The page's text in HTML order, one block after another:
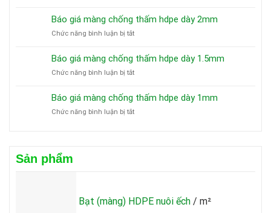
hdpe
5mm
giá
màng
chống
hdpe
3mm
Báo giá màng chống thấm hdpe dày 2mm
Chức năng bình luận bị tắtở
giá
màng
chống
hdpe
2mm
Báo giá màng chống thấm hdpe dày 1.5mm
Chức năng bình luận bị tắtở
giá
màng
chống
Báo giá màng chống thấm hdpe dày 1mm
Chức năng bình luận bị tắtở
Sản phẩm
Bạt (màng) HDPE nuôi ếch / m²